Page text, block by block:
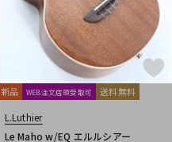
新品 WEB注文店頭受取可 送料無料
L.Luthier
Le Maho w/EQ エルルシアー